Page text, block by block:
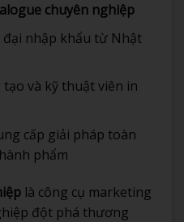
chuyên nghiệp
nhập khẩu từ Nhật
và kỹ thuật viên in
cấp giải pháp toàn
phẩm
là công cụ marketing
đột phá thương